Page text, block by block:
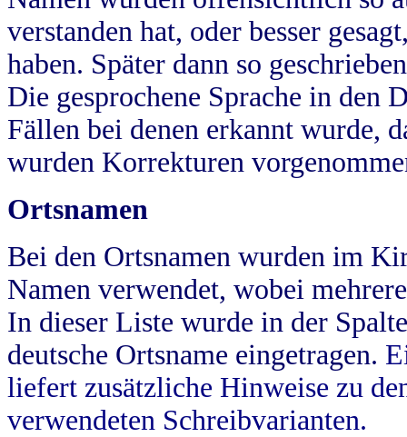
verstanden hat, oder besser
haben. Später dann so
Die gesprochene Sprache in
Fällen bei denen erkannt wurde,
wurden Korrekturen
Ortsnamen
Bei den Ortsnamen wurden im
Namen verwendet, wobei
In dieser Liste wurde in der
deutsche Ortsname eingetragen.
liefert zusätzliche Hinweise zu
verwendeten Schreibvarianten.